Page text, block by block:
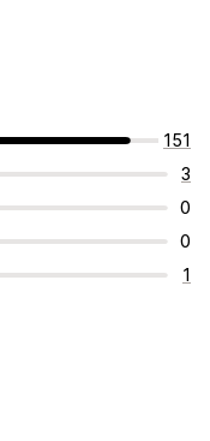
151
3
0
0
1